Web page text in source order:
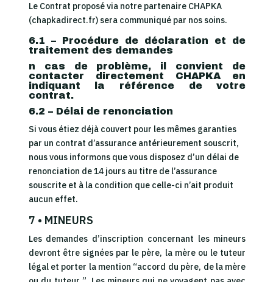
Le Contrat proposé via notre partenaire CHAPKA
(chapkadirect.fr) sera communiqué par nos soins.
6.1 – Procédure de déclaration et de
traitement des demandes
n cas de problème, il convient de
contacter directement CHAPKA en
indiquant la référence de votre
contrat.
6.2 – Délai de renonciation
Si vous étiez déjà couvert pour les mêmes garanties
par un contrat d’assurance antérieurement souscrit,
nous vous informons que vous disposez d’un délai de
renonciation de 14 jours au titre de l’assurance
souscrite et à la condition que celle-ci n’ait produit
aucun effet.
7 • MINEURS
Les demandes d’inscription concernant les mineurs
devront être signées par le père, la mère ou le tuteur
légal et porter la mention “accord du père, de la mère